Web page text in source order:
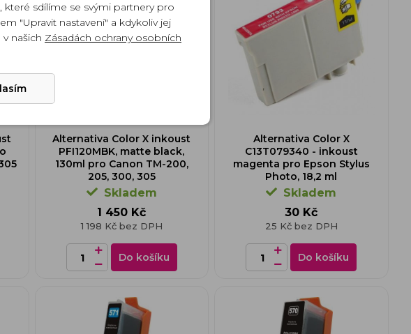
Alternativa Color X inkoust
PFI120MBK, matte black,
130ml pro Canon TM-200,
205, 300, 305
Skladem
1 450 Kč
1 198 Kč bez DPH
Do košíku
Alternativa Color X
C13T079340 - inkoust
magenta pro Epson Stylus
Photo, 18,2 ml
Skladem
30 Kč
25 Kč bez DPH
Do košíku
které sdílíme se svými partnery pro
"Upravit nastavení" a kdykoliv jej
našich Zásadách ochrany osobních